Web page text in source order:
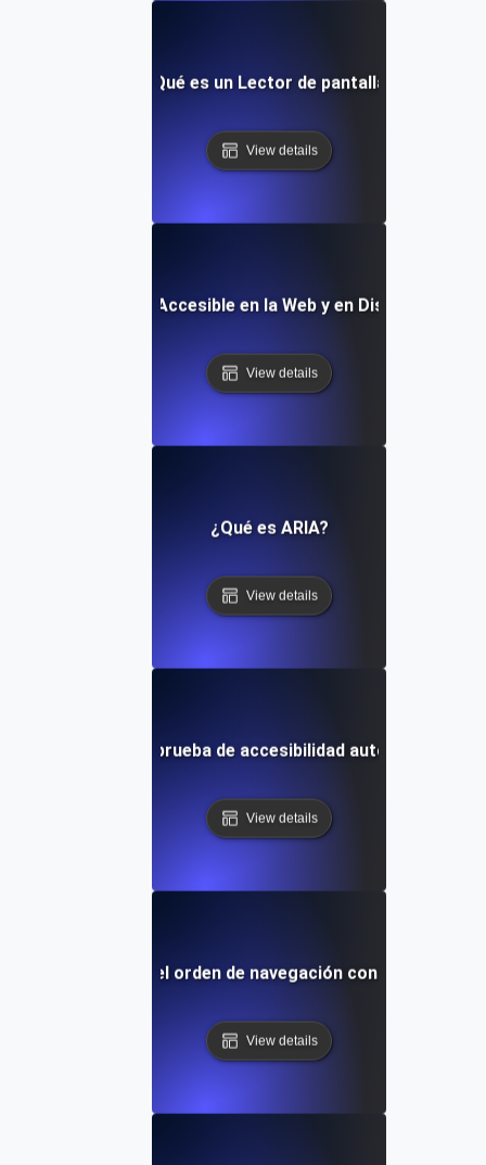
¿Qué es un Lector de pantalla?
View details
¿Qué es un Diseño Accesible en la Web y en Dispositivos
View details
¿Qué es ARIA?
View details
¿Qué es la prueba de accesibilidad automatizada?
View details
¿Qué es el orden de navegación con teclado?
View details